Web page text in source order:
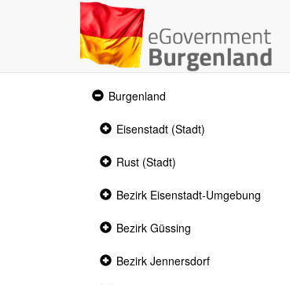
Expanded
section
Burgenland
Collapsed
Eisenstadt (Stadt)
Collapsed
section
Rust (Stadt)
Collapsed
Bezirk Eisenstadt-Umgebung
Collapsed
Bezirk Güssing
Collapsed
Bezirk Jennersdorf